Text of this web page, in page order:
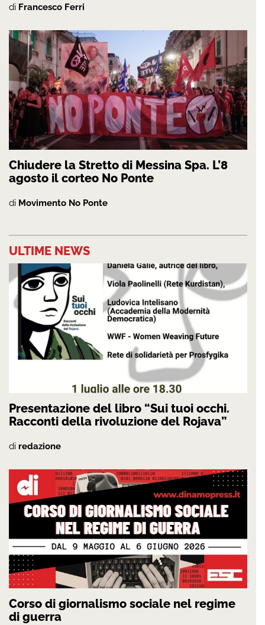
di Francesco Ferri
Chiudere la Stretto di Messina Spa. L’8
agosto il corteo No Ponte
di Movimento No Ponte
ULTIME NEWS
Presentazione del libro “Sui tuoi occhi.
Racconti della rivoluzione del Rojava”
di redazione
Corso di giornalismo sociale nel regime
di guerra